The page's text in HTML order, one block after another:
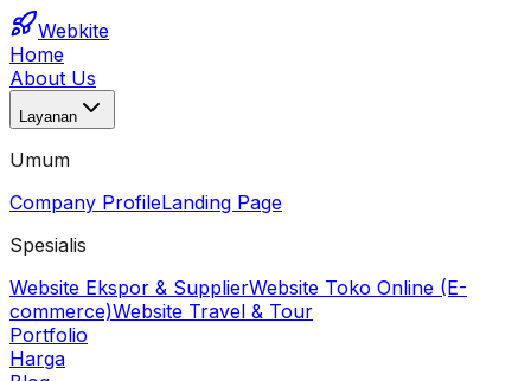
Webkite
Home
About Us
Layanan
Umum
Company ProfileLanding Page
Spesialis
Website Ekspor & SupplierWebsite Toko Online (E-
commerce)Website Travel & Tour
Portfolio
Harga